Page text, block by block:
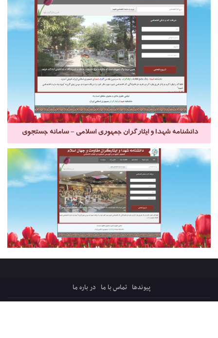
پیوندها تماس با ما در باره ما